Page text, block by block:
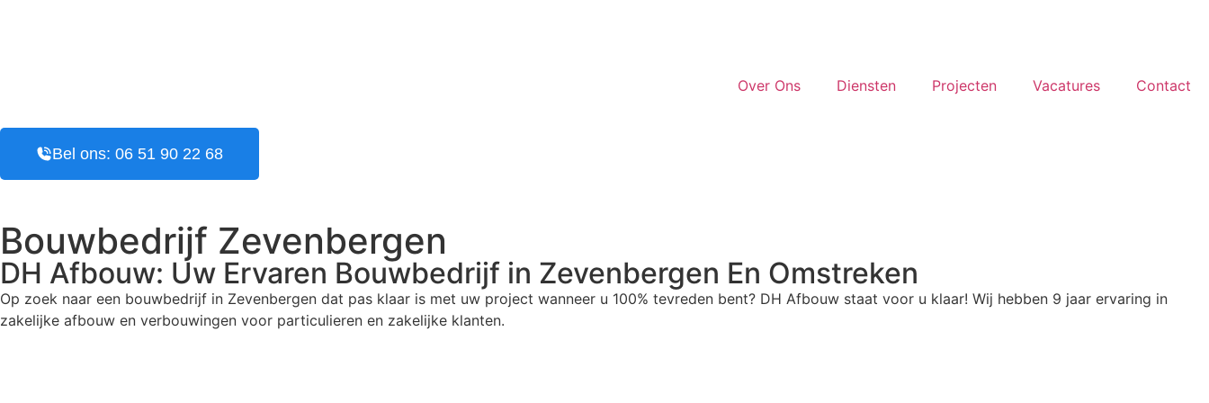
Over Ons Diensten Projecten Vacatures Contact
Bel ons: 06 51 90 22 68
Bouwbedrijf Zevenbergen
DH Afbouw: Uw Ervaren Bouwbedrijf in Zevenbergen En Omstreken
Op zoek naar een bouwbedrijf in Zevenbergen dat pas klaar is met uw project wanneer u 100% tevreden bent? DH Afbouw staat voor u klaar! Wij hebben 9 jaar ervaring in
zakelijke afbouw en verbouwingen voor particulieren en zakelijke klanten.